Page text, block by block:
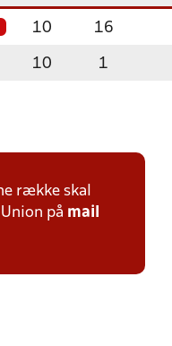
10 16
10 1
række skal
på mail